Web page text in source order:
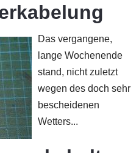
Das vergangene,
lange Wochenende
stand, nicht zuletzt
wegen des doch sehr
bescheidenen
Wetters...